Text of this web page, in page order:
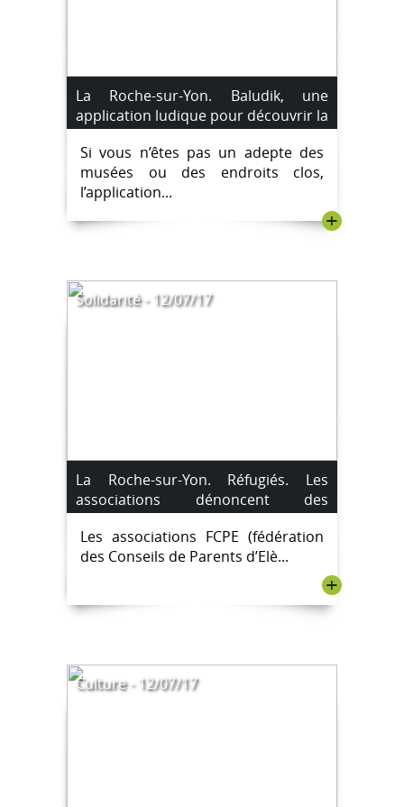
La Roche-sur-Yon. Baludik, une
application ludique pour découvrir la
ville autrement
Si vous n’êtes pas un adepte des
musées ou des endroits clos,
l’application...
+
Solidarité - 12/07/17
La Roche-sur-Yon. Réfugiés. Les
associations dénoncent des
expulsions inhumaines.
Les associations FCPE (fédération
des Conseils de Parents d’Elè...
+
Culture - 12/07/17